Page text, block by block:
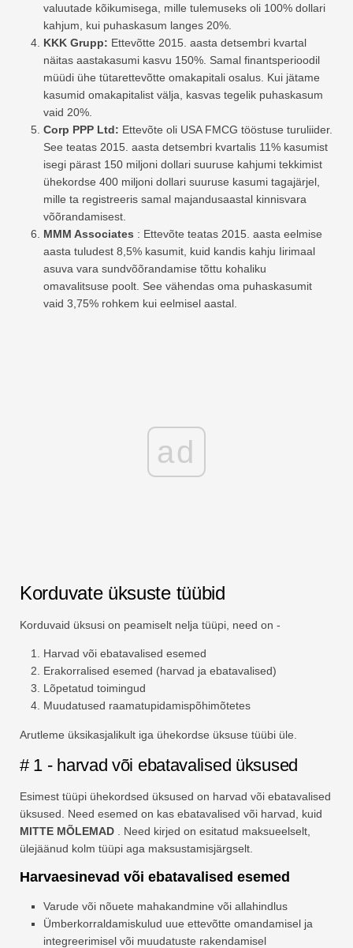
valuutade kõikumisega, mille tulemuseks oli 100% dollari
kahjum, kui puhaskasum langes 20%.
KKK Grupp: Ettevõtte 2015. aasta detsembri kvartal
näitas aastakasumi kasvu 150%. Samal finantsperioodil
müüdi ühe tütarettevõtte omakapitali osalus. Kui jätame
kasumid omakapitalist välja, kasvas tegelik puhaskasum
vaid 20%.
Corp PPP Ltd: Ettevõte oli USA FMCG tööstuse turuliider.
See teatas 2015. aasta detsembri kvartalis 11% kasumist
isegi pärast 150 miljoni dollari suuruse kahjumi tekkimist
ühekordse 400 miljoni dollari suuruse kasumi tagajärjel,
mille ta registreeris samal majandusaastal kinnisvara
võõrandamisest.
MMM Associates : Ettevõte teatas 2015. aasta eelmise
aasta tuludest 8,5% kasumit, kuid kandis kahju Iirimaal
asuva vara sundvõõrandamise tõttu kohaliku
omavalitsuse poolt. See vähendas oma puhaskasumit
vaid 3,75% rohkem kui eelmisel aastal.
ad
Korduvate üksuste tüübid
Korduvaid üksusi on peamiselt nelja tüüpi, need on -
Harvad või ebatavalised esemed
Erakorralised esemed (harvad ja ebatavalised)
Lõpetatud toimingud
Muudatused raamatupidamispõhimõtetes
Arutleme üksikasjalikult iga ühekordse üksuse tüübi üle.
# 1 - harvad või ebatavalised üksused
Esimest tüüpi ühekordsed üksused on harvad või ebatavalised
üksused. Need esemed on kas ebatavalised või harvad, kuid
MITTE MÕLEMAD . Need kirjed on esitatud maksueelselt,
ülejäänud kolm tüüpi aga maksustamisjärgselt.
Harvaesinevad või ebatavalised esemed
Varude või nõuete mahakandmine või allahindlus
Ümberkorraldamiskulud uue ettevõtte omandamisel ja
integreerimisel või muudatuste rakendamisel